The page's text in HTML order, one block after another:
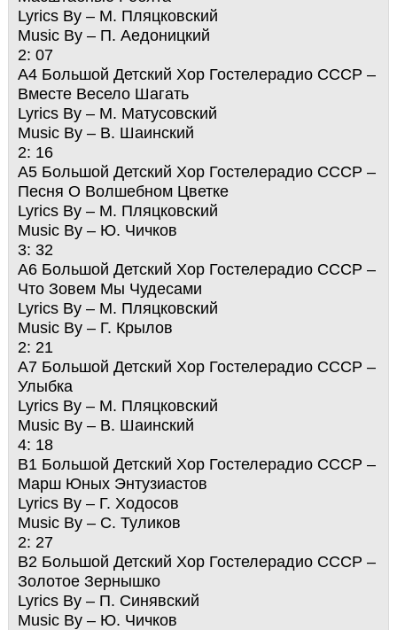
Lyrics By – М. Пляцковский
Music By – П. Аедоницкий
2: 07
A4 Большой Детский Хор Гостелерадио СССР –
Вместе Весело Шагать
Lyrics By – М. Матусовский
Music By – В. Шаинский
2: 16
A5 Большой Детский Хор Гостелерадио СССР –
Песня О Волшебном Цветке
Lyrics By – М. Пляцковский
Music By – Ю. Чичков
3: 32
A6 Большой Детский Хор Гостелерадио СССР –
Что Зовем Мы Чудесами
Lyrics By – М. Пляцковский
Music By – Г. Крылов
2: 21
A7 Большой Детский Хор Гостелерадио СССР –
Улыбка
Lyrics By – М. Пляцковский
Music By – В. Шаинский
4: 18
B1 Большой Детский Хор Гостелерадио СССР –
Марш Юных Энтузиастов
Lyrics By – Г. Ходосов
Music By – С. Туликов
2: 27
B2 Большой Детский Хор Гостелерадио СССР –
Золотое Зернышко
Lyrics By – П. Синявский
Music By – Ю. Чичков